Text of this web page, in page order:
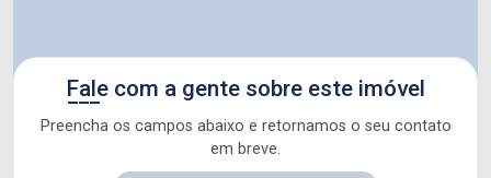
Fale com a gente sobre este imóvel
Preencha os campos abaixo e retornamos o seu contato
em breve.